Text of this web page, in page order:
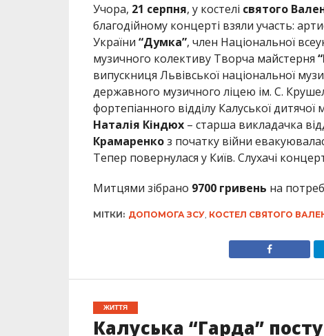
Учора, 21 серпня, у костелі святого
благодійному концерті взяли участь:
України “Думка”, член Національної
музичного колективу Творча майстерня
випускниця Львівської національної
державного музичного ліцею ім. С.
фортепіанного відділу Калуської
Наталія Кіндюх– старша викладачка
Крамаренкоз початку війни
Тепер повернулася у Київ. Слухачі
Митцями зібрано 9700 гривень на
МІТКИ: ДОПОМОГА ЗСУ, КОСТЕЛ СВЯТОГО
ЖИТТЯ
Калуська “Гарда”